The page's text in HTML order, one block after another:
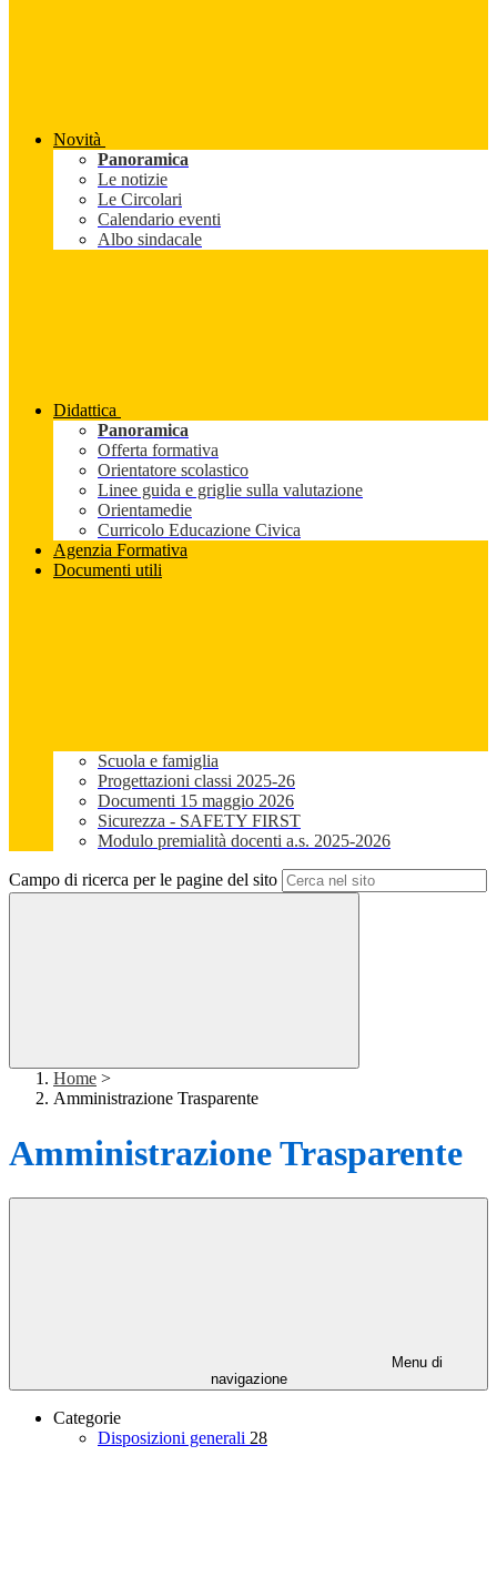
Novità
Panoramica
Le notizie
Le Circolari
Calendario eventi
Albo sindacale
Didattica
Panoramica
Offerta formativa
Orientatore scolastico
Linee guida e griglie sulla valutazione
Orientamedie
Curricolo Educazione Civica
Agenzia Formativa
Documenti utili
Scuola e famiglia
Progettazioni classi 2025-26
Documenti 15 maggio 2026
Sicurezza - SAFETY FIRST
Modulo premialità docenti a.s. 2025-2026
Campo di ricerca per le pagine del sito
Home >
Amministrazione Trasparente
Amministrazione Trasparente
Menu di
navigazione
Categorie
Disposizioni generali 28